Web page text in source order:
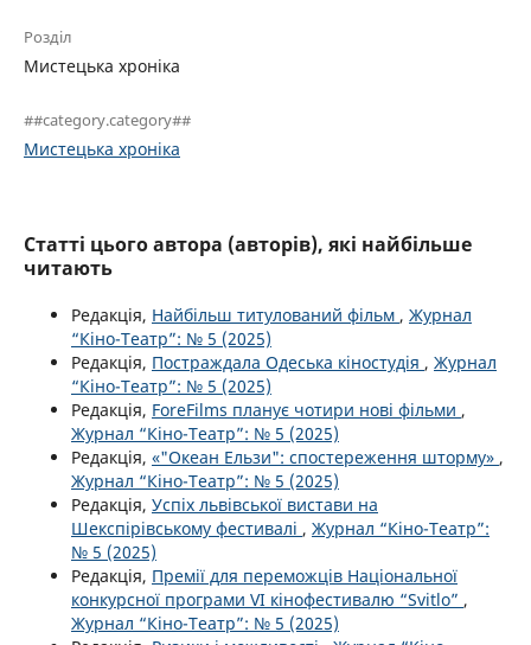
Розділ
Мистецька хроніка
##category.category##
Мистецька хроніка
Статті цього автора (авторів), які найбільше
читають
Редакція, Найбільш титулований фільм , Журнал
“Кіно-Театр”: № 5 (2025)
Редакція, Постраждала Одеська кіностудія , Журнал
“Кіно-Театр”: № 5 (2025)
Редакція, ForeFilms планує чотири нові фільми ,
Журнал “Кіно-Театр”: № 5 (2025)
Редакція, «"Океан Ельзи": спостереження шторму» ,
Журнал “Кіно-Театр”: № 5 (2025)
Редакція, Успіх львівської вистави на
Шекспірівському фестивалі , Журнал “Кіно-Театр”:
№ 5 (2025)
Редакція, Премії для переможців Національної
конкурсної програми VI кінофестивалю “Svitlo” ,
Журнал “Кіно-Театр”: № 5 (2025)